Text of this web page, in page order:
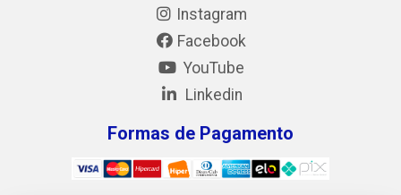
Instagram
Facebook
YouTube
Linkedin
Formas de Pagamento